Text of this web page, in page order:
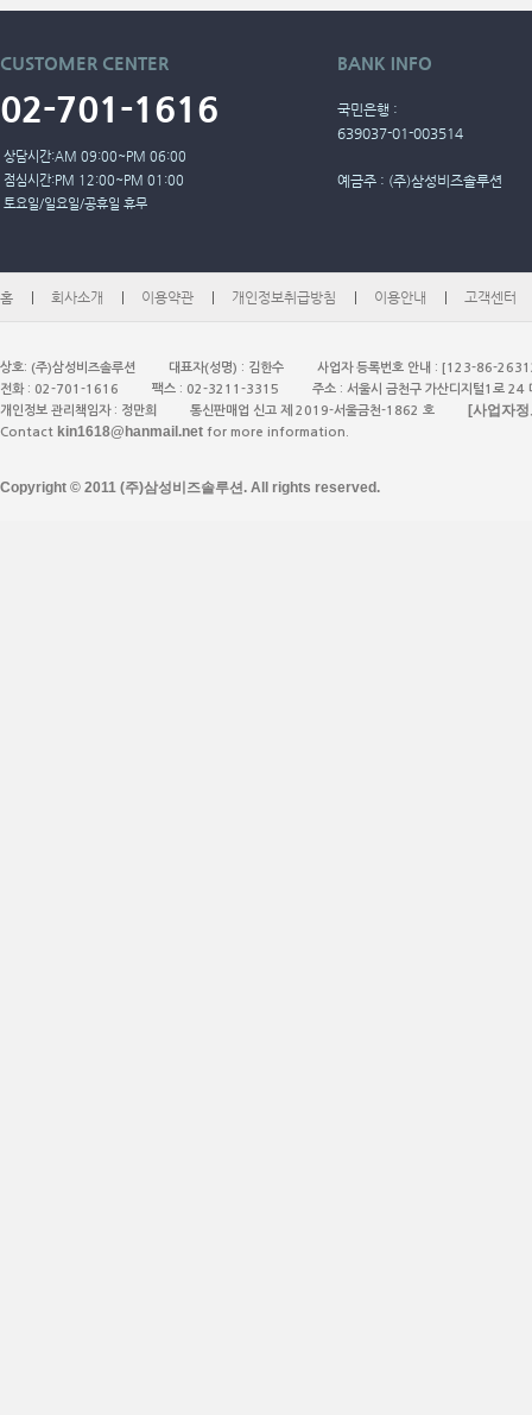
CUSTOMER CENTER
02-701-1616
상담시간:AM 09:00~PM 06:00
점심시간:PM 12:00~PM 01:00
토요일/일요일/공휴일 휴무
BANK INFO
국민은행 :
639037-01-003514
예금주 : (주)삼성비즈솔루션
홈 회사소개 이용약관 개인정보취급방침 이용안내 고객센터
상호: (주)삼성비즈솔루션 대표자(성명) : 김한수
사업자 등록번호 안내 : [123-86-
전화 : 02-701-1616
팩스 : 02-3211-3315
주소 : 서울시 금천구 가산디지털1로
개인정보 관리책임자 : 정만희
통신판매업 신고 제 2019-서울금천-1862 호 [사업자
Contact kin1618@hanmail.net for more information.
Copyright © 2011 (주)삼성비즈솔루션. All rights reserved.